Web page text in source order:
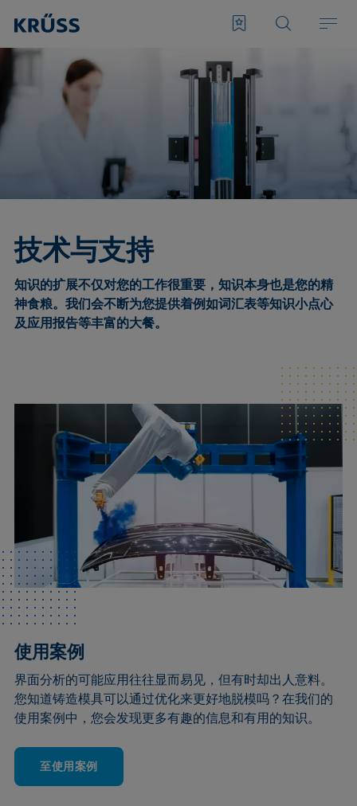
技术与支持
知识的扩展不仅对您的工作很重要，知识本身也是您的精
神食粮。我们会不断为您提供着例如词汇表等知识小点心
及应用报告等丰富的大餐。
使用案例
界面分析的可能应用往往显而易见，但有时却出人意料。
您知道铸造模具可以通过优化来更好地脱模吗？在我们的
使用案例中，您会发现更多有趣的信息和有用的知识。
至使用案例